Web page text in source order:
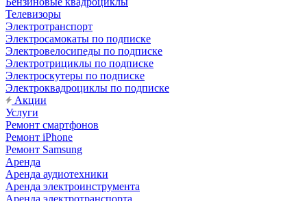
Телевизоры
Электротранспорт
Электросамокаты по подписке
Электровелосипеды по подписке
Электротрициклы по подписке
Электроскутеры по подписке
Электроквадроциклы по подписке
Акции
Услуги
Ремонт смартфонов
Ремонт iPhone
Ремонт Samsung
Аренда
Аренда аудиотехники
Аренда электроинструмента
Аренда электротранспорта